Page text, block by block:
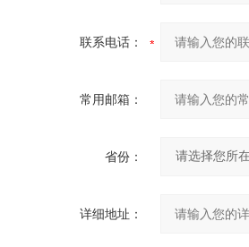
联系电话：
常用邮箱：
省份：
详细地址：